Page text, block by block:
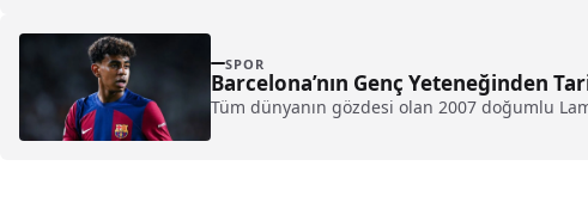
SPOR
Barcelona’nın Genç Yeteneğinden
Tüm dünyanın gözdesi olan 2007 doğumlu